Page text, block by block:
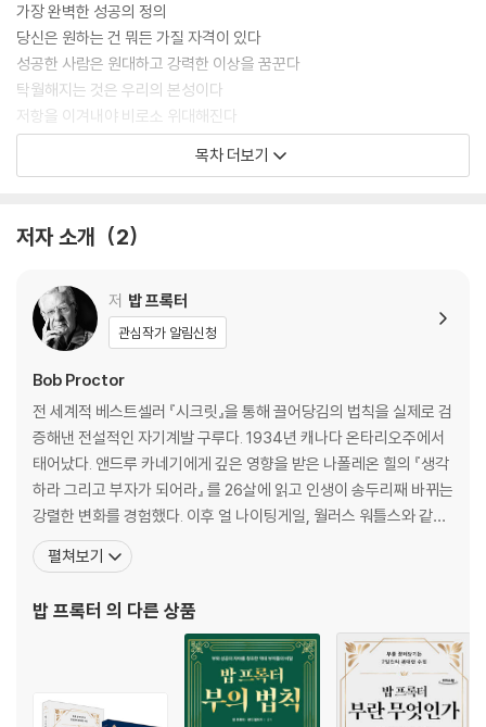
가장 완벽한 성공의 정의
당신은 원하는 건 뭐든 가질 자격이 있다
성공한 사람은 원대하고 강력한 이상을 꿈꾼다
탁월해지는 것은 우리의 본성이다
저항을 이겨내야 비로소 위대해진다
CHAPTER 02 결정 : 무한한 능력을 사용하겠다고 결정하라
우유부단의 원인: 양가감정과 낮은 자존감
당신의 생각을 통제하라
상황과 실패는 잊어버려라
비전 세우기, 걱정 버리기
사전 결정의 기술
군중을 따르지 말고 스스로 결정하라
CHAPTER 03 위험 : 위험을 감수하며 계속 도전하라
위험을 무릅쓰면 자유로워진다
반대의 법칙을 이해하라
감히 위대한 일을 하라
CHAPTER 04 끈기 : 끈기가 당신을 최고로 만든다
뛰어난 능력도 끈기가 없다면 무용지물이다
목차 더보기
저자 소개 2
저 밥 프록터
관심작가 알림신청
Bob Proctor
전 세계적 베스트셀러 『시크릿』을 통해 끌어당김의 법칙을 실제로 검
증해낸 전설적인 자기계발 구루다. 1934년 캐나다 온타리오주에서
태어났다. 앤드루 카네기에게 깊은 영향을 받은 나폴레온 힐의 『생각
하라 그리고 부자가 되어라』 를 26살에 읽고 인생이 송두리째 바뀌는
강렬한 변화를 경험했다. 이후 얼 나이팅게일, 월러스 워틀스와 같은
동기부여 대가의 뒤를 따라 성공 철학을 배우고 연구했고 이 거인들
의 위대한 가르침을 한 단계 발전시켜 글을 쓰고 강연했다. 전 세계 수
넘게 독보적인 연설가이자 작가, 컨설턴트, 사업
펼쳐보기
밥 프록터 의 다른 상품